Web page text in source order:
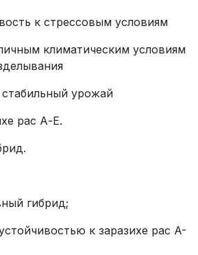
к стрессовым условиям
климатическим условиям
урожай
рас А-Е.
гибрид;
к заразихе рас A-